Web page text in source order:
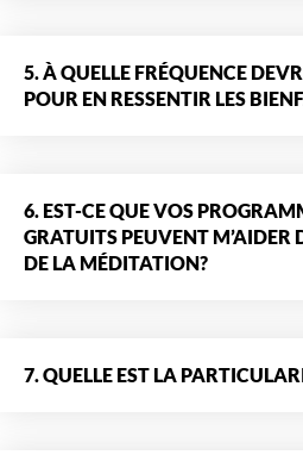
5. À QUELLE FRÉQUENCE
POUR EN RESSENTIR LES
6. EST-CE QUE VOS
GRATUITS PEUVENT
DE LA MÉDITATION?
7. QUELLE EST LA